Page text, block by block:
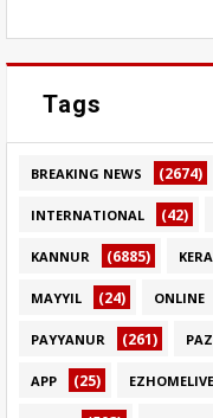
Tags
BREAKING NEWS (2674)
INTERNATIONAL (42)
KANNUR (6885)
MAYYIL (24) ONLINE
PAYYANUR (261)
APP (25) EZHOMELIVE